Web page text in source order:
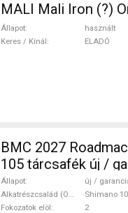
MALI Mali Iron (?)
Állapot
használt
Keres / Kínál
ELADÓ
BMC 2027 Roadmachine THREE 105
105 tárcsafék új /
Állapot
új /
Alkatrészcsalád (Outi)
Shimano
Fokozatok elöl
2